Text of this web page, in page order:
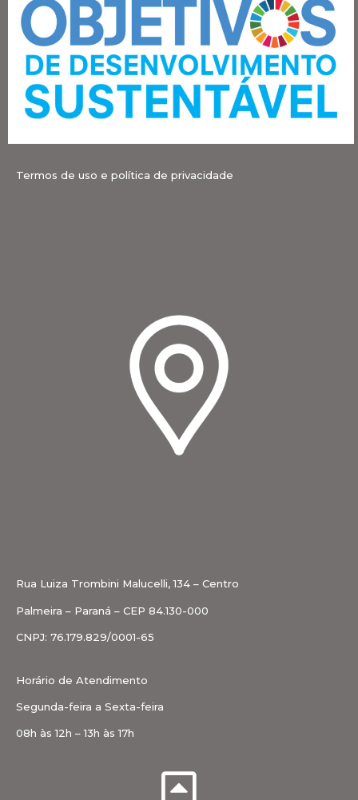
Termos de uso e política de privacidade
Rua Luiza Trombini Malucelli, 134 – Centro
Palmeira – Paraná – CEP 84.130-000
CNPJ: 76.179.829/0001-65
Horário de Atendimento
Segunda-feira a Sexta-feira
08h às 12h – 13h às 17h